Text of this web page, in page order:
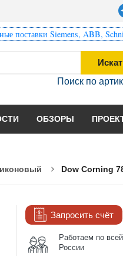
поставки Siemens, ABB,
Поиск по
ОБЗОРЫ
Dow Corning
Запросить счёт
Работаем по всей
России